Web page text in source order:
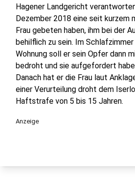
Hagener Landgericht
Dezember 2018 eine seit kurzem
Frau gebeten haben, ihm bei der
behilflich zu sein. Im
Wohnung soll er sein Opfer dann
bedroht und sie aufgefordert
Danach hat er die Frau laut
einer Verurteilung droht dem
Haftstrafe von 5 bis 15 Jahren.
Anzeige